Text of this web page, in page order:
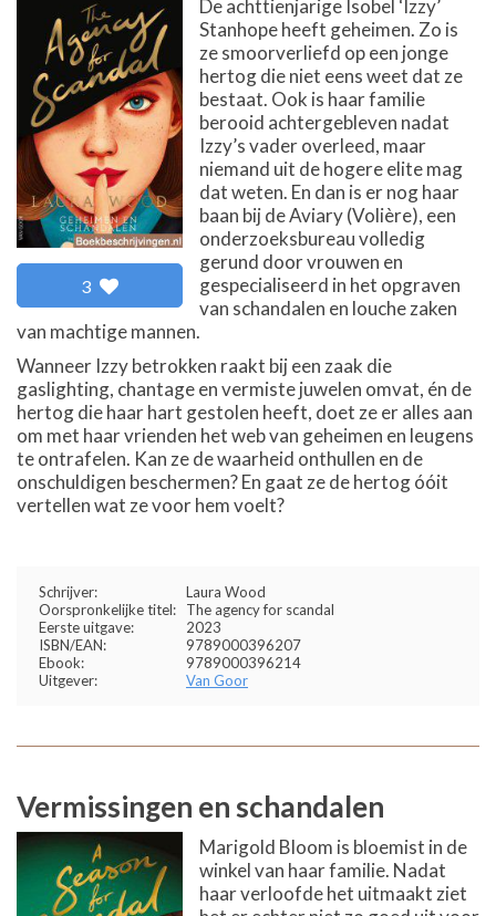
3
De achttienjarige Isobel ‘Izzy’
Stanhope heeft geheimen. Zo is
ze smoorverliefd op een jonge
hertog die niet eens weet dat ze
bestaat. Ook is haar familie
berooid achtergebleven nadat
Izzy’s vader overleed, maar
niemand uit de hogere elite mag
dat weten. En dan is er nog haar
baan bij de Aviary (Volière), een
onderzoeksbureau volledig
gerund door vrouwen en
gespecialiseerd in het opgraven
van schandalen en louche zaken
van machtige mannen.
Wanneer Izzy betrokken raakt bij een zaak die
gaslighting, chantage en vermiste juwelen omvat, én de
hertog die haar hart gestolen heeft, doet ze er alles aan
om met haar vrienden het web van geheimen en leugens
te ontrafelen. Kan ze de waarheid onthullen en de
onschuldigen beschermen? En gaat ze de hertog óóit
vertellen wat ze voor hem voelt?
Schrijver:
Laura Wood
Oorspronkelijke titel:
The agency for scandal
Eerste uitgave:
2023
ISBN/EAN:
9789000396207
Ebook:
9789000396214
Uitgever:
Van Goor
Vermissingen en schandalen
Marigold Bloom is bloemist in de
winkel van haar familie. Nadat
haar verloofde het uitmaakt ziet